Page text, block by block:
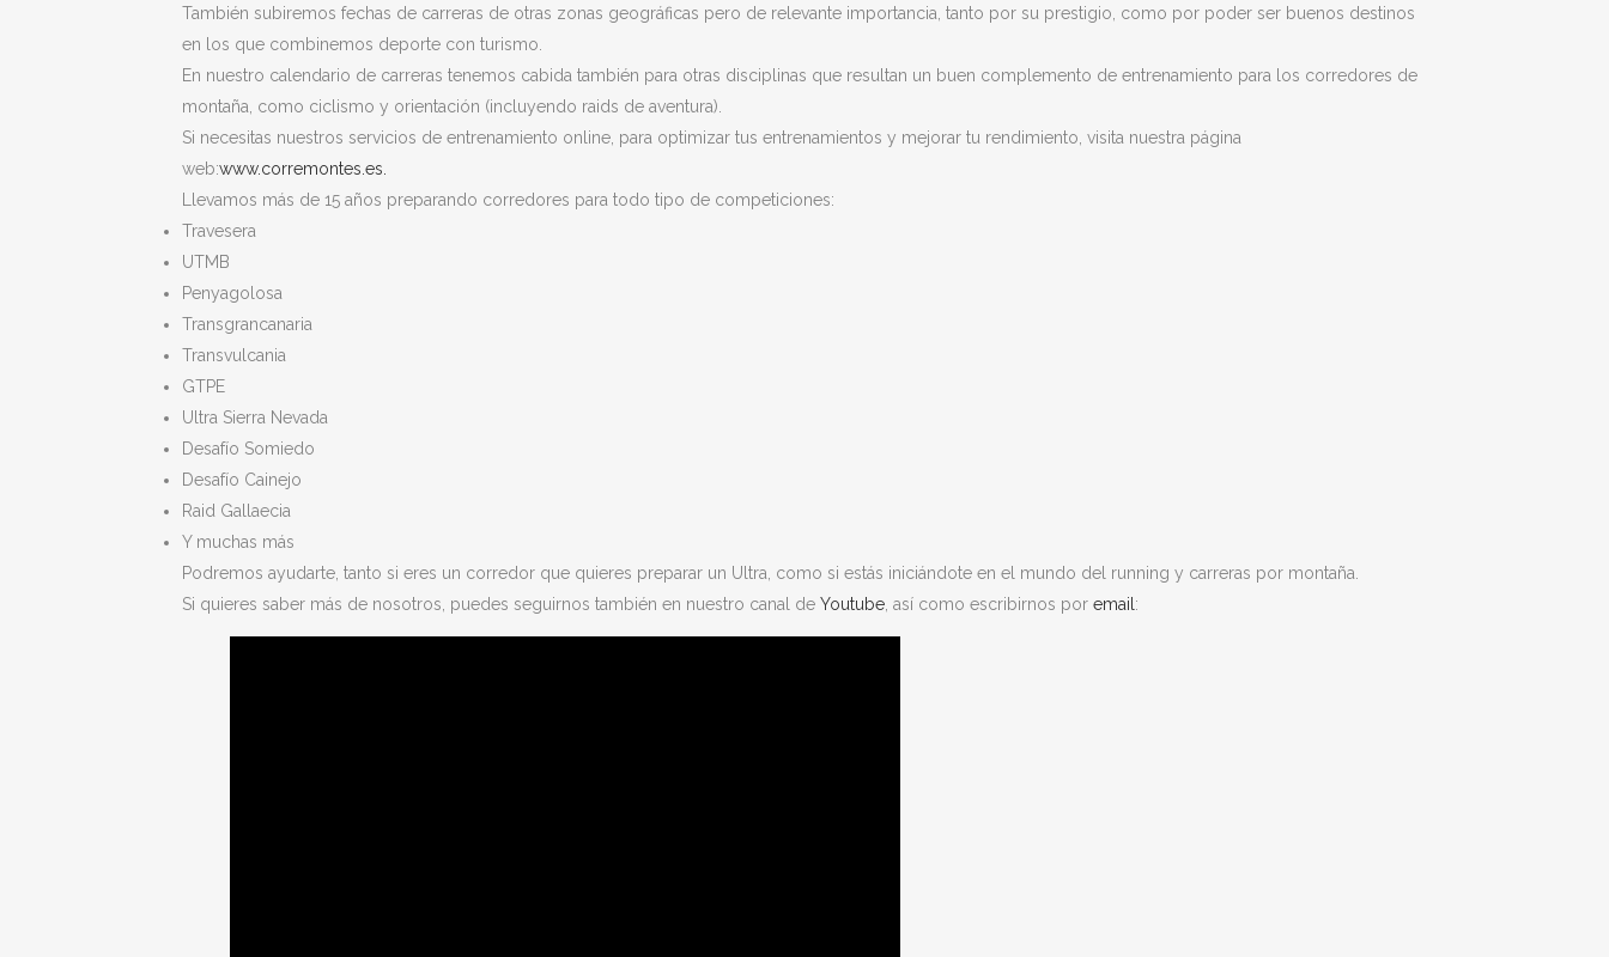
También subiremos fechas de carreras de otras zonas geográficas pero de relevante importancia, tanto por su prestigio, como por poder ser buenos destinos
en los que combinemos deporte con turismo.
En nuestro calendario de carreras tenemos cabida también para otras disciplinas que resultan un buen complemento de entrenamiento para los corredores de
montaña, como ciclismo y orientación (incluyendo raids de aventura).
Si necesitas nuestros servicios de entrenamiento online, para optimizar tus entrenamientos y mejorar tu rendimiento, visita nuestra página
web:www.corremontes.es.
Llevamos más de 15 años preparando corredores para todo tipo de competiciones:
Travesera
UTMB
Penyagolosa
Transgrancanaria
Transvulcania
GTPE
Ultra Sierra Nevada
Desafío Somiedo
Desafío Cainejo
Raid Gallaecia
Y muchas más
Podremos ayudarte, tanto si eres un corredor que quieres preparar un Ultra, como si estás iniciándote en el mundo del running y carreras por montaña.
Si quieres saber más de nosotros, puedes seguirnos también en nuestro canal de Youtube , así como escribirnos por email :